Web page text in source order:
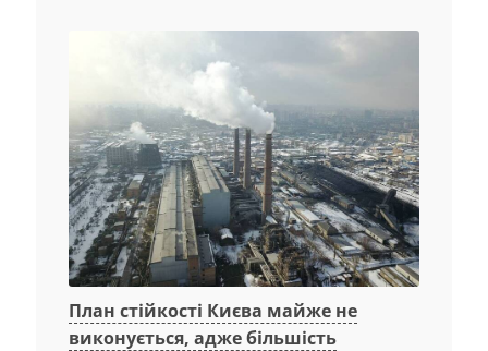
План стійкості Києва майже не
виконується, адже більшість